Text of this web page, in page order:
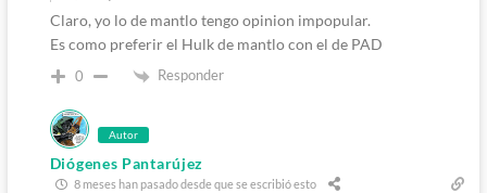
Claro, yo lo de mantlo tengo opinion impopular.
Es como preferir el Hulk de mantlo con el de PAD
0 Responder
Autor
Diógenes Pantarújez
8 meses han pasado desde que se escribió esto